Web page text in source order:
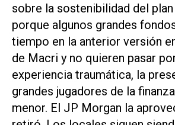
sobre la sostenibilidad del
porque algunos grandes
tiempo en la anterior versión
de Macri y no quieren pasar
experiencia traumática, la
grandes jugadores de la
menor. El JP Morgan la